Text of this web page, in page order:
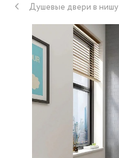
Душевые двери в нишу